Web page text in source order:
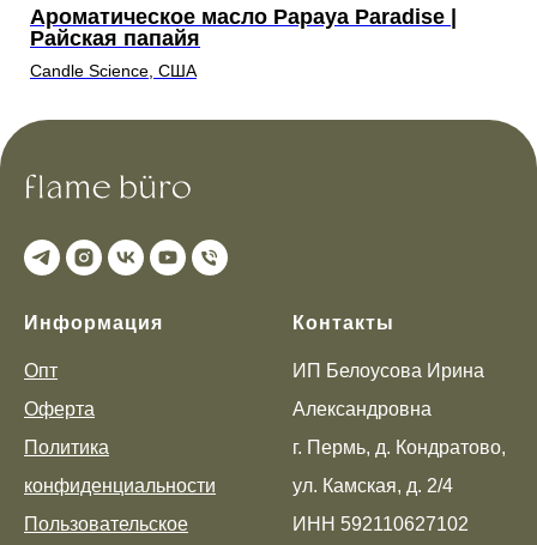
Ароматическое масло Papaya Paradise |
Райская папайя
Candle Science, США
Информация
Опт
Оферта
Политика
конфиденциальности
Пользовательское
Контакты
ИП Белоусова Ирина
Александровна
г. Пермь, д. Кондратово,
ул. Камская, д. 2/4
ИНН 592110627102